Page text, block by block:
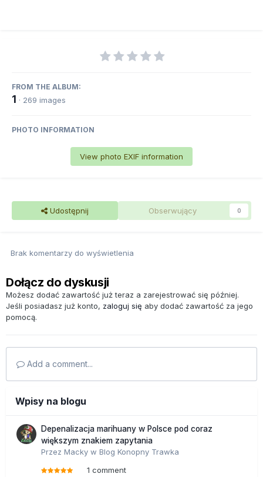
FROM THE ALBUM:
1 · 269 images
PHOTO INFORMATION
View photo EXIF information
Udostępnij Obserwujący 0
Brak komentarzy do wyświetlenia
Dołącz do dyskusji
Możesz dodać zawartość już teraz a zarejestrować się później.
Jeśli posiadasz już konto, zaloguj się aby dodać zawartość za jego
pomocą.
Add a comment...
Wpisy na blogu
Depenalizacja marihuany w Polsce pod coraz
większym znakiem zapytania
Przez Macky w Blog Konopny Trawka
1 comment